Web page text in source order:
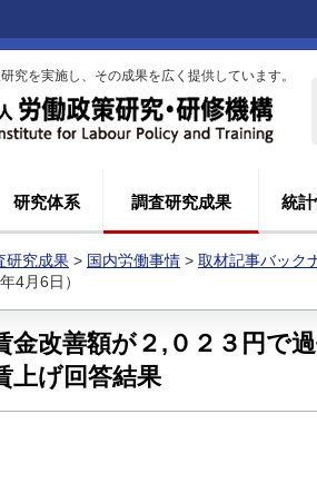
究を実施し、その成果を広く提供しています。
研究体系 調査研究成果 統
研究成果 > 国内労働事情 > 取材記事バック
4月6日）
金改善額が２,０２３円で
上げ回答結果